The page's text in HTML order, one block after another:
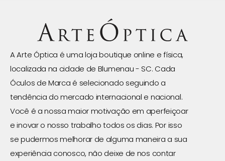
A Arte Óptica é uma loja boutique online e física,
localizada na cidade de Blumenau - SC. Cada
Óculos de Marca é selecionado seguindo a
tendência do mercado internacional e nacional.
Você é a nossa maior motivação em aperfeiçoar
e inovar o nosso trabalho todos os dias. Por isso
se pudermos melhorar de alguma maneira a sua
experiência conosco, não deixe de nos contar